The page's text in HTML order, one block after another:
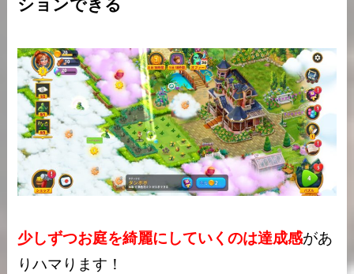
ションできる
少しずつお庭を綺麗にしていくのは達成感があ
りハマります！